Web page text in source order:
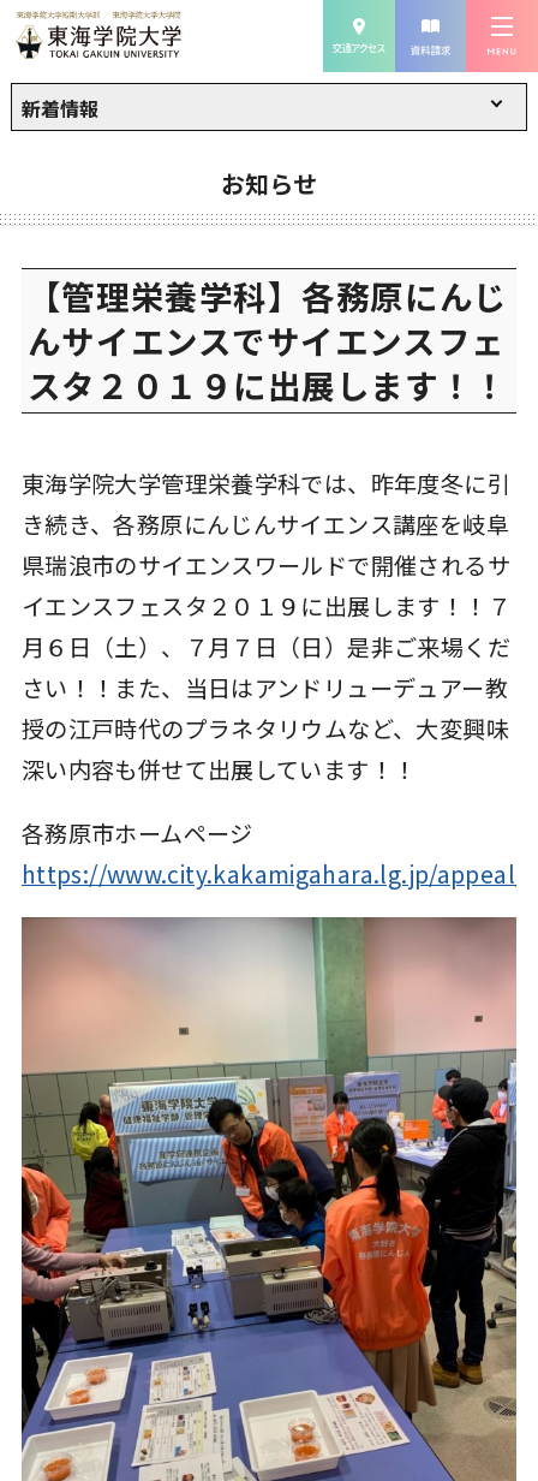
新着情報
お知らせ
【管理栄養学科】各務原にんじ
んサイエンスでサイエンスフェ
スタ２０１９に出展します！！
東海学院大学管理栄養学科では、昨年度冬に引
き続き、各務原にんじんサイエンス講座を岐阜
県瑞浪市のサイエンスワールドで開催されるサ
イエンスフェスタ２０１９に出展します！！７
月６日（土）、７月７日（日）是非ご来場くだ
さい！！また、当日はアンドリューデュアー教
授の江戸時代のプラネタリウムなど、大変興味
深い内容も併せて出展しています！！
各務原市ホームページ
https://www.city.kakamigahara.lg.jp/appeal/